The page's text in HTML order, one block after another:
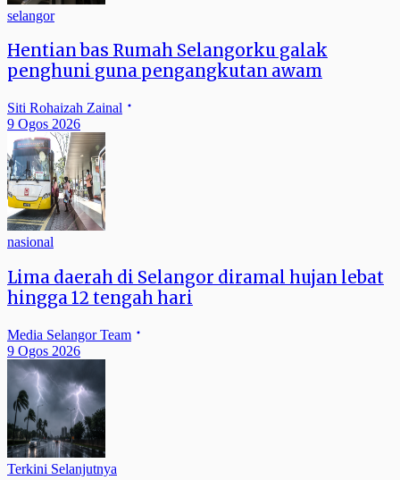
selangor
Hentian bas Rumah Selangorku galak
penghuni guna pengangkutan awam
Siti Rohaizah Zainal
9 Ogos 2026
nasional
Lima daerah di Selangor diramal hujan lebat
hingga 12 tengah hari
Media Selangor Team
9 Ogos 2026
Terkini Selanjutnya